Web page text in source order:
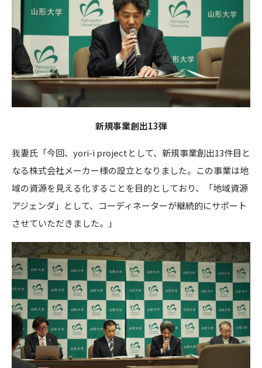
新規事業創出13弾
我妻氏「今回、yori-i projectとして、新規事業創出13件目と
なる株式会社メーカー様の設立となりました。この事業は地
域の資源を見える化することを目的としており、「地域資源
アジェンダ」として、コーディネーターが継続的にサポート
させていただきました。」